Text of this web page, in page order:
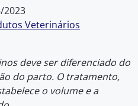
2023
Veterinários
deve ser diferenciado do
do parto. O tratamento,
o volume e a